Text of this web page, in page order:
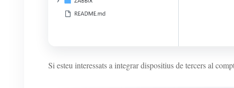
Si esteu interessats a integrar dispositius de tercers al